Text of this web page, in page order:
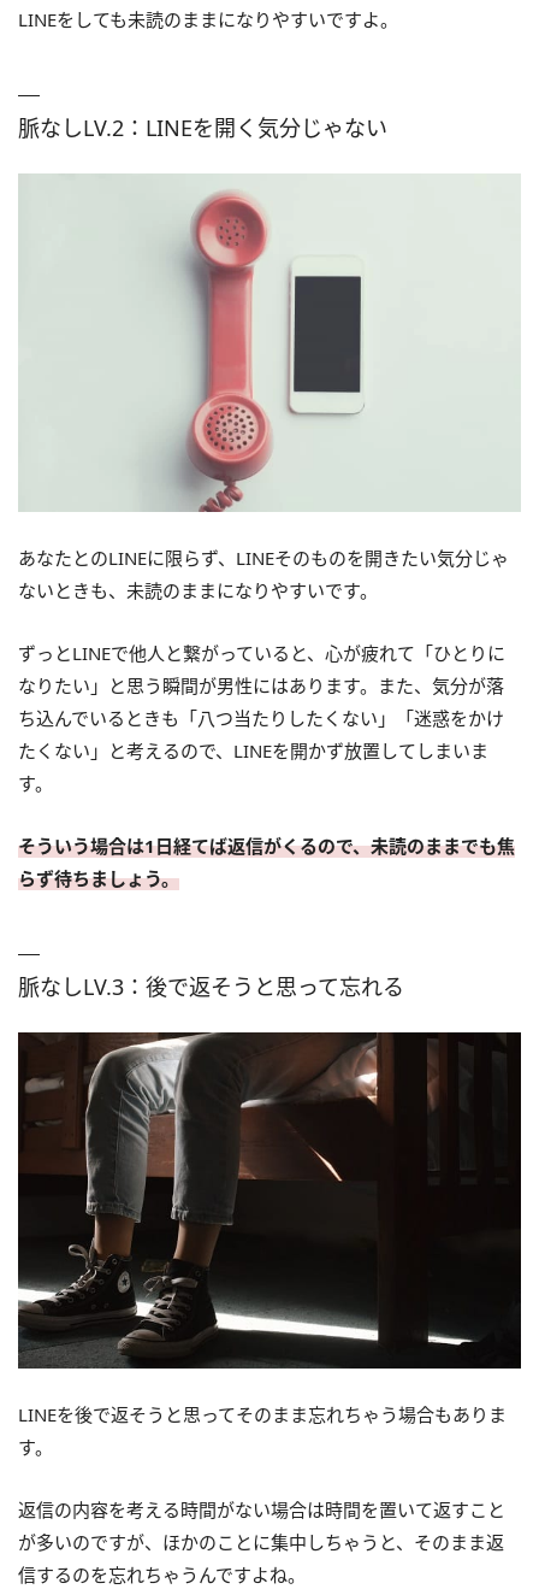
LINEをしても未読のままになりやすいですよ。
脈なしLV.2：LINEを開く気分じゃない
あなたとのLINEに限らず、LINEそのものを開きたい気分じゃ
ないときも、未読のままになりやすいです。
ずっとLINEで他人と繋がっていると、心が疲れて「ひとりに
なりたい」と思う瞬間が男性にはあります。また、気分が落
ち込んでいるときも「八つ当たりしたくない」「迷惑をかけ
たくない」と考えるので、LINEを開かず放置してしまいま
す。
そういう場合は1日経てば返信がくるので、未読のままでも焦
らず待ちましょう。
脈なしLV.3：後で返そうと思って忘れる
LINEを後で返そうと思ってそのまま忘れちゃう場合もありま
す。
返信の内容を考える時間がない場合は時間を置いて返すこと
が多いのですが、ほかのことに集中しちゃうと、そのまま返
信するのを忘れちゃうんですよね。